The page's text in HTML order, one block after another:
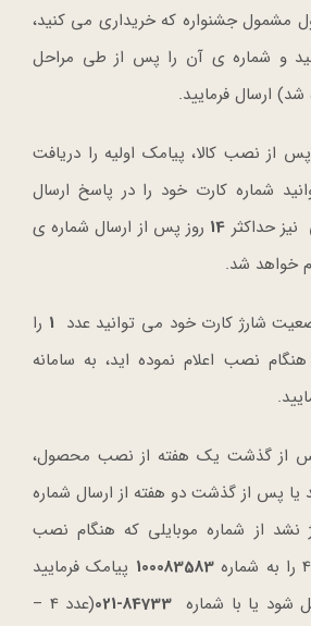
جشنواره که خریداری می کنید،
و شماره ی آن را پس از طی مراحل
ارسال فرمایید.
از نصب کالا، پیامک اولیه را دریافت
شماره کارت خود را در پاسخ ارسال
نیز حداکثر 14 روز پس از ارسال شماره ی
خواهد شد.
شارژ کارت خود می توانید عدد 1 را
نصب اعلام نموده اید، به سامانه
از گذشت یک هفته از نصب محصول،
یا پس از گذشت دو هفته از ارسال شماره
نشد از شماره موبایلی که هنگام نصب
100083583 پیامک فرمایید
شود یا با شماره
(عدد 4 –